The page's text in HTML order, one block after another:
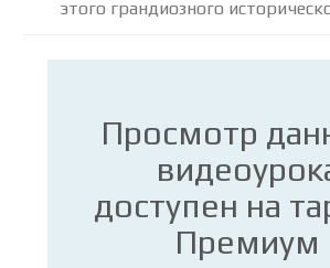
этого грандиозного
Просмотр
доступен на
Премиум